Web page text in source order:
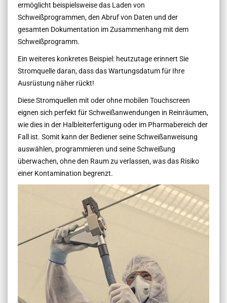
ermöglicht beispielsweise das Laden von
Schweißprogrammen, den Abruf von Daten und der
gesamten Dokumentation im Zusammenhang mit dem
Schweißprogramm.
Ein weiteres konkretes Beispiel: heutzutage erinnert Sie
Stromquelle daran, dass das Wartungsdatum für Ihre
Ausrüstung näher rückt!
Diese Stromquellen mit oder ohne mobilen Touchscreen
eignen sich perfekt für Schweißanwendungen in Reinräumen,
wie dies in der Halbleiterfertigung oder im Pharmabereich der
Fall ist. Somit kann der Bediener seine Schweißanweisung
auswählen, programmieren und seine Schweißung
überwachen, ohne den Raum zu verlassen, was das Risiko
einer Kontamination begrenzt.